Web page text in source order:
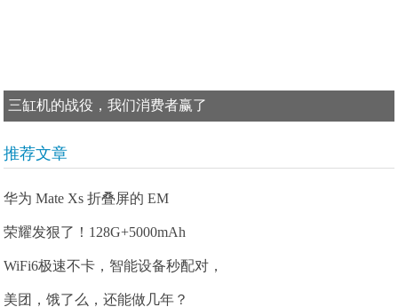
三缸机的战役，我们消费者赢了
推荐文章
华为 Mate Xs 折叠屏的 EM
荣耀发狠了！128G+5000mAh
WiFi6极速不卡，智能设备秒配对，
美团，饿了么，还能做几年？